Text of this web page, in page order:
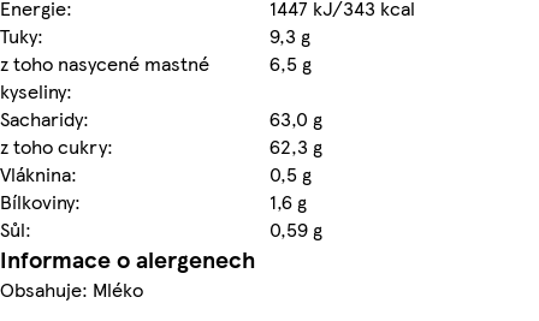
Energie:
1447 kJ/343 kcal
Tuky:
9,3 g
z toho nasycené mastné
kyseliny:
6,5 g
Sacharidy:
63,0 g
z toho cukry:
62,3 g
Vláknina:
0,5 g
Bílkoviny:
1,6 g
Sůl:
0,59 g
Informace o alergenech
Obsahuje: Mléko